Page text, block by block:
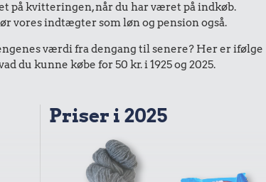
på kvitteringen, når du har været på indkøb.
vores indtægter som løn og pension også.
værdi fra dengang til senere? Her er ifølge
du kunne købe for 50 kr. i 1925 og 2025.
Priser i 2025